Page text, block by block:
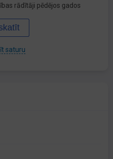
rādītāji pēdējos gados
saturu